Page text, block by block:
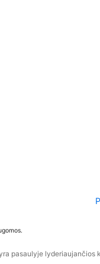
pasaulyje lyderiaujančios